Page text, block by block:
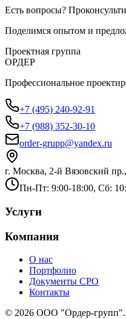
Есть вопросы?
Поделимся опытом и
Проектная группа
ОРДЕР
Профессиональное
+7 (495) 240-92-91
+7 (988) 352-30-10
order-grupp@yandex.ru
г. Москва, 2-й Вязовский
Пн-Пт: 9:00-18:00, Сб:
Услуги
Компания
О нас
Портфолио
Документы СРО
Контакты
© 2026 ООО "Ордер-групп"